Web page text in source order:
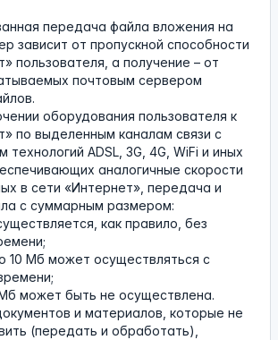
передача файла вложения на
зависит от пропускной способности
пользователя, а получение – от
почтовым сервером
оборудования пользователя к
по выделенным каналам связи с
технологий ADSL, 3G, 4G, WiFi и иных
аналогичные скорости
в сети «Интернет», передача и
с суммарным размером:
как правило, без
10 Мб может осуществляться с
может быть не осуществлена.
и материалов, которые не
(передать и обработать),